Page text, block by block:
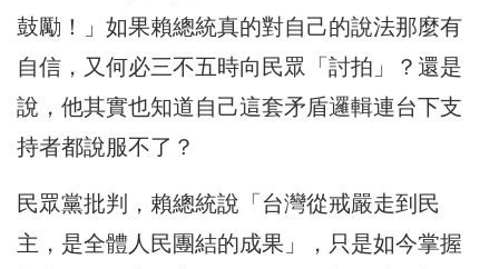
鼓勵！」如果賴總統真的對自己的說法那麼有
自信，又何必三不五時向民眾「討拍」？還是
說，他其實也知道自己這套矛盾邏輯連台下支
持者都說服不了？
民眾黨批判，賴總統說「台灣從戒嚴走到民
主，是全體人民團結的成果」，只是如今掌握